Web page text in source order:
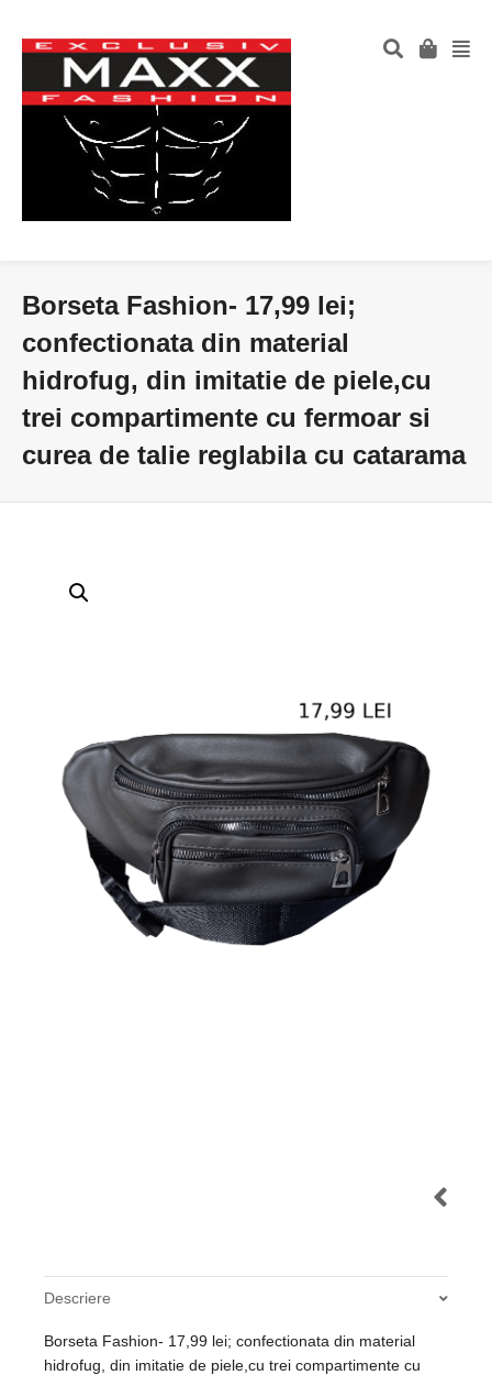
Borseta Fashion- 17,99 lei;
confectionata din material
hidrofug, din imitatie de piele,cu
trei compartimente cu fermoar si
curea de talie reglabila cu catarama
Descriere
Borseta Fashion- 17,99 lei; confectionata din material
hidrofug, din imitatie de piele,cu trei compartimente cu